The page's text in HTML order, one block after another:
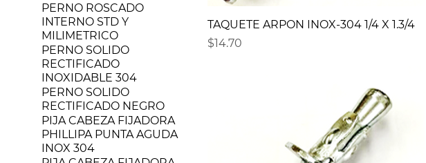
PERNO ROSCADO
INTERNO STD Y
MILIMETRICO
PERNO SOLIDO
RECTIFICADO
INOXIDABLE 304
PERNO SOLIDO
RECTIFICADO NEGRO
PIJA CABEZA FIJADORA
PHILLIPA PUNTA AGUDA
INOX 304
TAQUETE ARPON INOX-304 1/4 X 1.3/4
Precio
$14.70